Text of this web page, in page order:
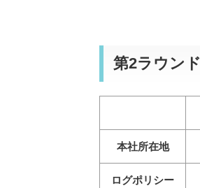
第2ラウン
本社所在地
ログポリシー